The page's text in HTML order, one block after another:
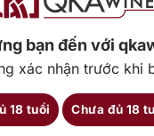
bạn đến với
xác nhận trước khi
18 tuổi Chưa đủ 18